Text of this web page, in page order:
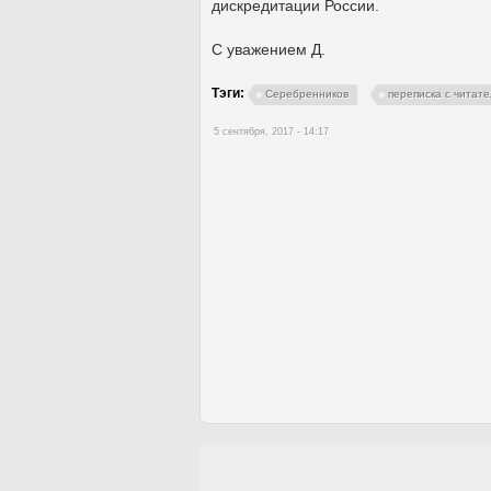
дискредитации России.
С уважением Д.
Тэги: Серебренников переписка с
5 сентября, 2017 - 14:17